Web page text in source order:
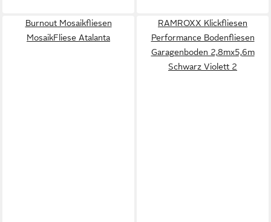
Burnout Mosaikfliesen
MosaikFliese Atalanta
RAMROXX Klickfliesen
Performance Bodenfliesen
Garagenboden 2,8mx5,6m
Schwarz Violett 2